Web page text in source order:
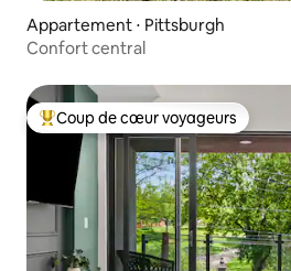
Appartement ⋅ Pittsburgh
Confort central
Coups de cœur voyageurs les plus
Coup de cœur voyageurs